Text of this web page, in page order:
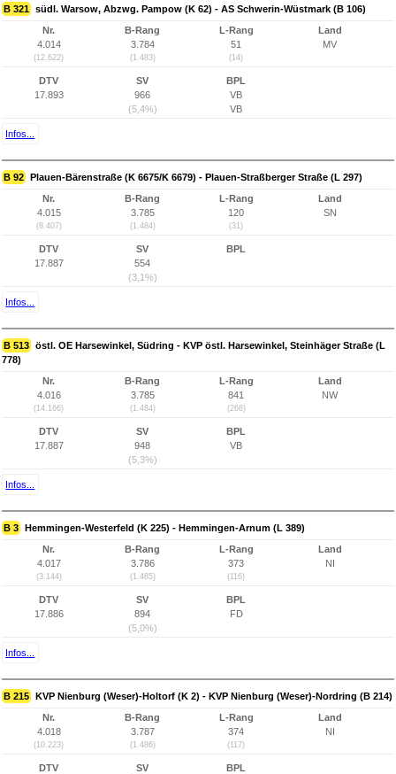
B 321 südl. Warsow, Abzwg. Pampow (K 62) - AS Schwerin-Wüstmark (B 106)
Nr.
4.014
(12.622)
B-Rang
3.784
(1.483)
L-Rang
51
(14)
Land
MV
DTV
17.893
SV
966
(5,4%)
BPL
VB
VB
Infos...
B 92 Plauen-Bärenstraße (K 6675/K 6679) - Plauen-Straßberger Straße (L 297)
Nr.
4.015
(8.407)
B-Rang
3.785
(1.484)
L-Rang
120
(31)
Land
SN
DTV
17.887
SV
554
(3,1%)
BPL
Infos...
B 513 östl. OE Harsewinkel, Südring - KVP östl. Harsewinkel, Steinhäger Straße (L
778)
Nr.
4.016
(14.166)
B-Rang
3.785
(1.484)
L-Rang
841
(268)
Land
NW
DTV
17.887
SV
948
(5,3%)
BPL
VB
Infos...
B 3 Hemmingen-Westerfeld (K 225) - Hemmingen-Arnum (L 389)
Nr.
4.017
(3.144)
B-Rang
3.786
(1.485)
L-Rang
373
(116)
Land
NI
DTV
17.886
SV
894
(5,0%)
BPL
FD
Infos...
B 215 KVP Nienburg (Weser)-Holtorf (K 2) - KVP Nienburg (Weser)-Nordring (B 214)
Nr.
4.018
(10.223)
B-Rang
3.787
(1.486)
L-Rang
374
(117)
Land
NI
DTV
SV
BPL